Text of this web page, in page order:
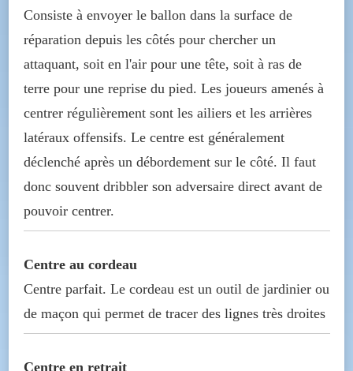
Consiste à envoyer le ballon dans la surface de
réparation depuis les côtés pour chercher un
attaquant, soit en l'air pour une tête, soit à ras de
terre pour une reprise du pied. Les joueurs amenés à
centrer régulièrement sont les ailiers et les arrières
latéraux offensifs. Le centre est généralement
déclenché après un débordement sur le côté. Il faut
donc souvent dribbler son adversaire direct avant de
pouvoir centrer.
Centre au cordeau
Centre parfait. Le cordeau est un outil de jardinier ou
de maçon qui permet de tracer des lignes très droites
Centre en retrait